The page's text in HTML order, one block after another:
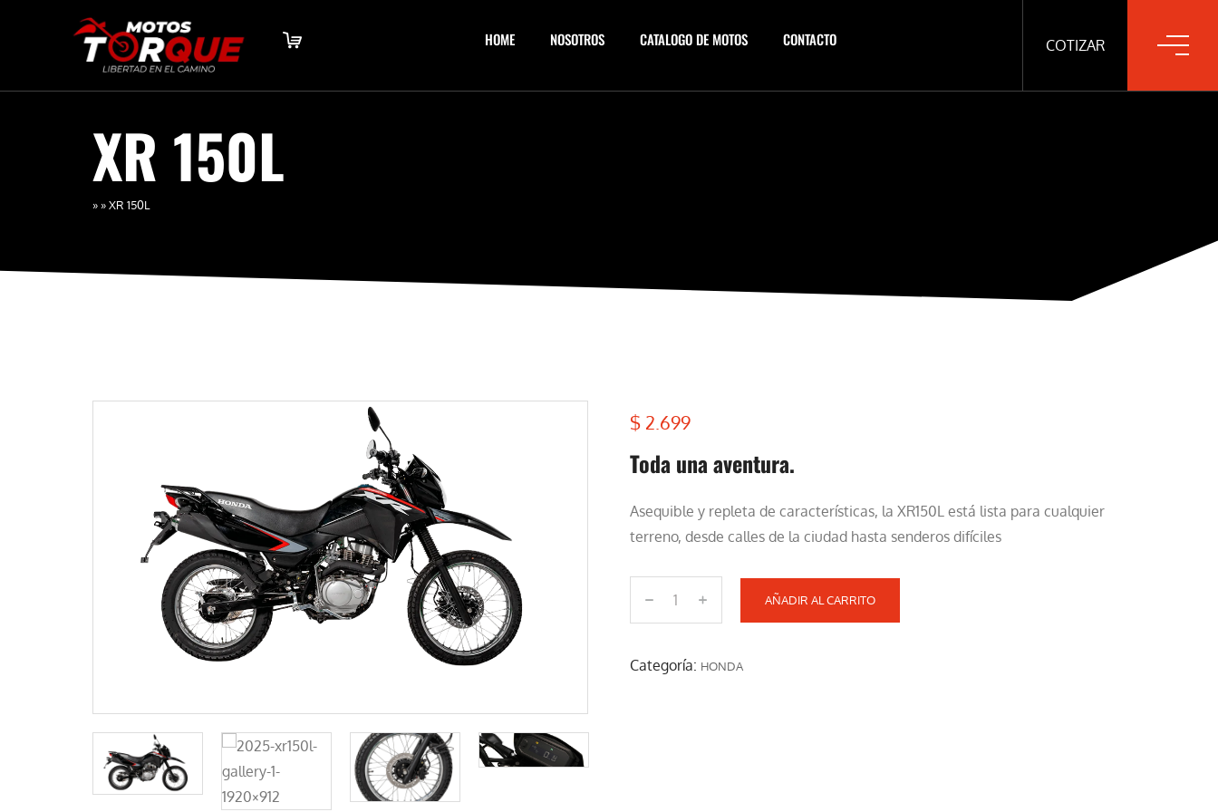
HOME NOSOTROS CATALOGO DE MOTOS CONTACTO COTIZAR
XR 150L
»»XR 150L
$2.699
Toda una aventura.
Asequible y repleta de características, la XR150L está lista para cualquier
terreno, desde calles de la ciudad hasta senderos difíciles
X
1
AÑADIR AL CARRITO
Categoría: HONDA